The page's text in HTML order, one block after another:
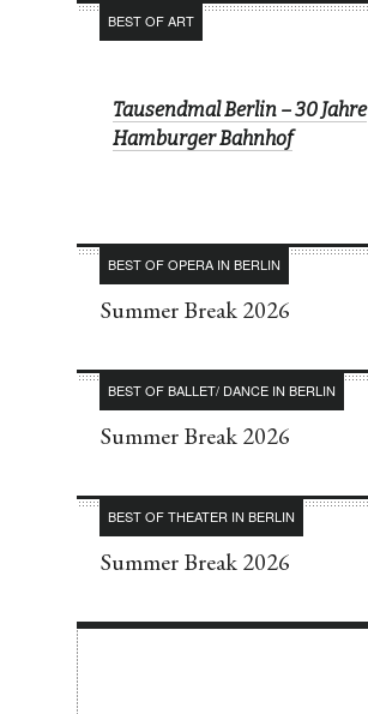
BEST OF ART
Tausendmal Berlin – 30 Jahre
Hamburger Bahnhof
BEST OF OPERA IN BERLIN
Summer Break 2026
BEST OF BALLET/ DANCE IN BERLIN
Summer Break 2026
BEST OF THEATER IN BERLIN
Summer Break 2026